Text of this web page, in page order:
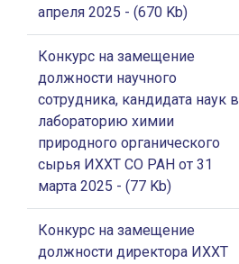
апреля 2025 - (670 Kb)
Конкурс на замещение
должности научного
сотрудника, кандидата наук в
лабораторию химии
природного органического
сырья ИХХТ СО РАН от 31
марта 2025 - (77 Kb)
Конкурс на замещение
должности директора ИХХТ